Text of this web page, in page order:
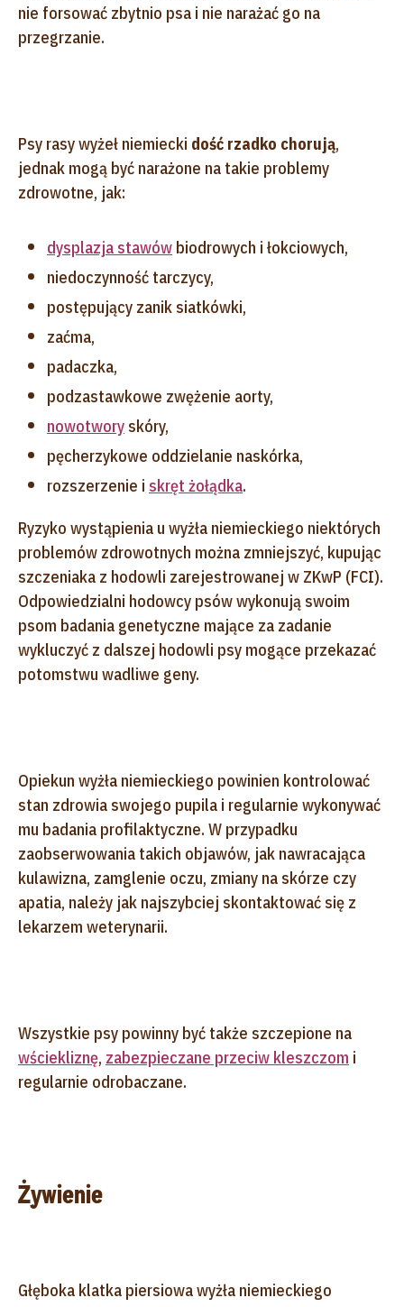
nie forsować zbytnio psa i nie narażać go na
przegrzanie.
Psy rasy wyżeł niemiecki dość rzadko chorują,
jednak mogą być narażone na takie problemy
zdrowotne, jak:
dysplazja stawów biodrowych i łokciowych,
niedoczynność tarczycy,
postępujący zanik siatkówki,
zaćma,
padaczka,
podzastawkowe zwężenie aorty,
nowotwory skóry,
pęcherzykowe oddzielanie naskórka,
rozszerzenie i skręt żołądka.
Ryzyko wystąpienia u wyżła niemieckiego niektórych
problemów zdrowotnych można zmniejszyć, kupując
szczeniaka z hodowli zarejestrowanej w ZKwP (FCI).
Odpowiedzialni hodowcy psów wykonują swoim
psom badania genetyczne mające za zadanie
wykluczyć z dalszej hodowli psy mogące przekazać
potomstwu wadliwe geny.
Opiekun wyżła niemieckiego powinien kontrolować
stan zdrowia swojego pupila i regularnie wykonywać
mu badania profilaktyczne. W przypadku
zaobserwowania takich objawów, jak nawracająca
kulawizna, zamglenie oczu, zmiany na skórze czy
apatia, należy jak najszybciej skontaktować się z
lekarzem weterynarii.
Wszystkie psy powinny być także szczepione na
wściekliznę, zabezpieczane przeciw kleszczom i
regularnie odrobaczane.
Żywienie
Głęboka klatka piersiowa wyżła niemieckiego